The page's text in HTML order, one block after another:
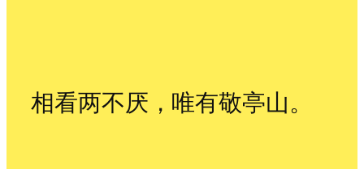
相看两不厌，唯有敬亭山。